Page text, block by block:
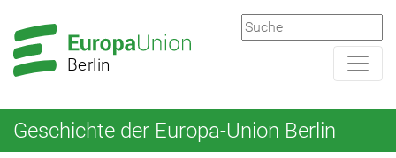
Hauptnavigation
Hauptbereich
Berlin
Geschichte der Europa-Union Berlin